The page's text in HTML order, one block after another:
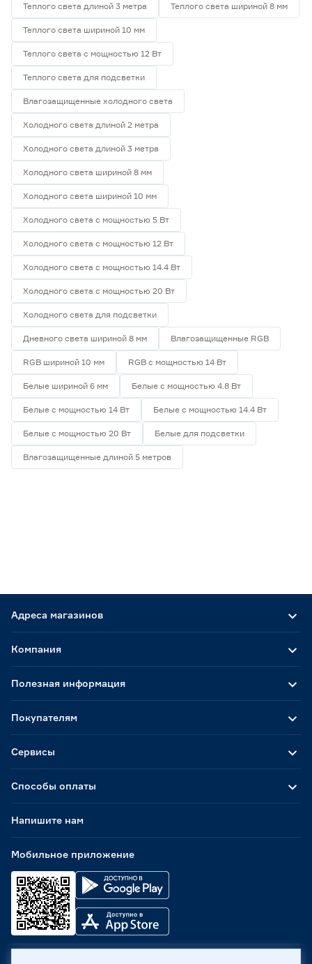
Теплого света длиной 3 метра Теплого света шириной 8 мм
Теплого света шириной 10 мм
Теплого света с мощностью 12 Вт
Теплого света для подсветки
Влагозащищенные холодного света
Холодного света длиной 2 метра
Холодного света длиной 3 метра
Холодного света шириной 8 мм
Холодного света шириной 10 мм
Холодного света с мощностью 5 Вт
Холодного света с мощностью 12 Вт
Холодного света с мощностью 14.4 Вт
Холодного света с мощностью 20 Вт
Холодного света для подсветки
Дневного света шириной 8 мм Влагозащищенные RGB
RGB шириной 10 мм RGB с мощностью 14 Вт
Белые шириной 6 мм Белые с мощностью 4.8 Вт
Белые с мощностью 14 Вт Белые с мощностью 14.4 Вт
Белые с мощностью 20 Вт Белые для подсветки
Влагозащищенные длиной 5 метров
Адреса магазинов
Способы оплаты
Мобильное приложение
Компания
Полезная информация
Покупателям
Сервисы
Напишите нам